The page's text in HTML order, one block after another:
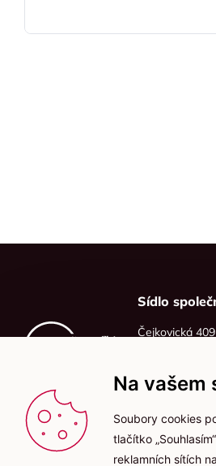
Sídlo
Čejkovická
IČO: 06215319
DIČ:
Na vašem
Soubory cookies
tlačítko
reklamních sítích